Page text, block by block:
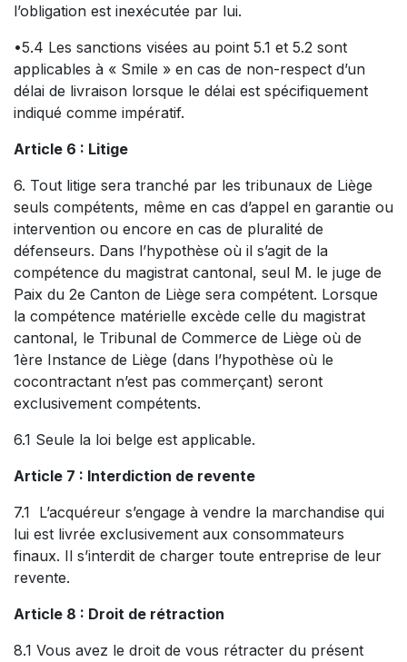
l’obligation est inexécutée par lui.
•5.4 Les sanctions visées au point 5.1 et 5.2 sont
applicables à « Smile » en cas de non-respect d’un
délai de livraison lorsque le délai est spécifiquement
indiqué comme impératif.
Article 6 : Litige
6. Tout litige sera tranché par les tribunaux de Liège
seuls compétents, même en cas d’appel en garantie ou
intervention ou encore en cas de pluralité de
défenseurs. Dans l’hypothèse où il s’agit de la
compétence du magistrat cantonal, seul M. le juge de
Paix du 2e Canton de Liège sera compétent. Lorsque
la compétence matérielle excède celle du magistrat
cantonal, le Tribunal de Commerce de Liège où de
1ère Instance de Liège (dans l’hypothèse où le
cocontractant n’est pas commerçant) seront
exclusivement compétents.
6.1 Seule la loi belge est applicable.
Article 7 : Interdiction de revente
7.1 L’acquéreur s’engage à vendre la marchandise qui
lui est livrée exclusivement aux consommateurs
finaux. Il s’interdit de charger toute entreprise de leur
revente.
Article 8 : Droit de rétraction
8.1 Vous avez le droit de vous rétracter du présent